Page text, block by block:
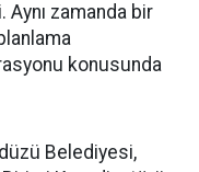
Aynı zamanda bir
konusunda
Belediyesi,